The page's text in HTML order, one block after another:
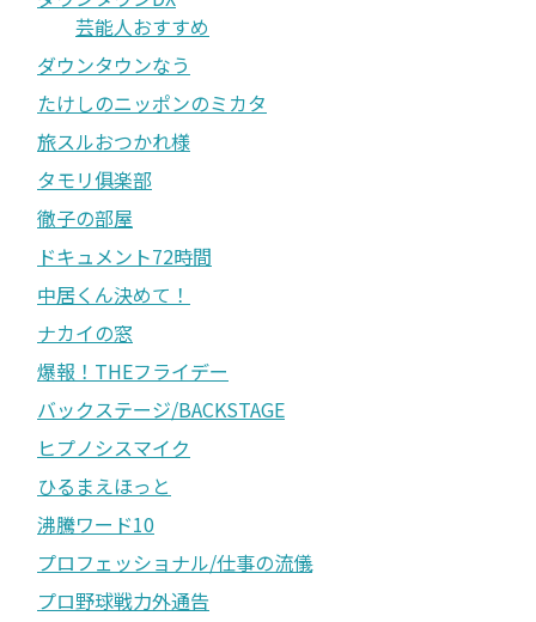
芸能人おすすめ
ダウンタウンなう
たけしのニッポンのミカタ
旅スルおつかれ様
タモリ俱楽部
徹子の部屋
ドキュメント72時間
中居くん決めて！
ナカイの窓
爆報！THEフライデー
バックステージ/BACKSTAGE
ヒプノシスマイク
ひるまえほっと
沸騰ワード10
プロフェッショナル/仕事の流儀
プロ野球戦力外通告